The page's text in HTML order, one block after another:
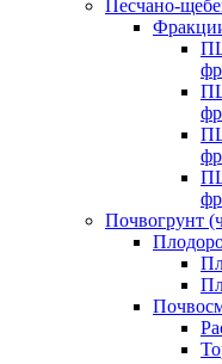
Песчано-
Почвогрунт